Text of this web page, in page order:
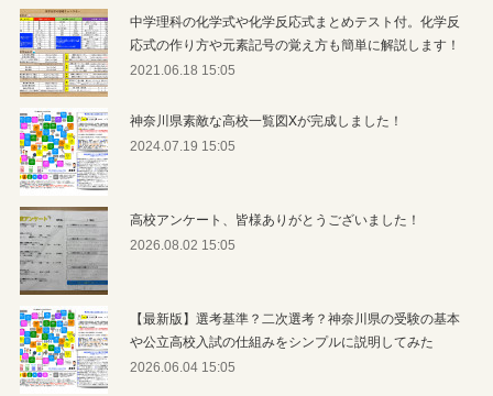
中学理科の化学式や化学反応式まとめテスト付。化学反
応式の作り方や元素記号の覚え方も簡単に解説します！
2021.06.18 15:05
神奈川県素敵な高校一覧図Xが完成しました！
2024.07.19 15:05
高校アンケート、皆様ありがとうございました！
2026.08.02 15:05
【最新版】選考基準？二次選考？神奈川県の受験の基本
や公立高校入試の仕組みをシンプルに説明してみた
2026.06.04 15:05